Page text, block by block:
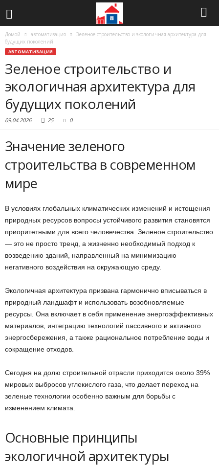
Домой автоматизация
Зеленое строительство и экологичная архитектура для
будущих поколений
АВТОМАТИЗАЦИЯ
Зеленое строительство и
экологичная архитектура для
будущих поколений
09.04.2026 25 0
Значение зеленого
строительства в современном
мире
В условиях глобальных климатических изменений и истощения
природных ресурсов вопросы устойчивого развития становятся
приоритетными для всего человечества. Зеленое строительство
— это не просто тренд, а жизненно необходимый подход к
возведению зданий, направленный на минимизацию
негативного воздействия на окружающую среду.
Экологичная архитектура призвана гармонично вписываться в
природный ландшафт и использовать возобновляемые
ресурсы. Она включает в себя применение энергоэффективных
материалов, интеграцию технологий пассивного и активного
энергосбережения, а также рациональное потребление воды и
сокращение отходов.
Сегодня на долю строительной отрасли приходится около 39%
мировых выбросов углекислого газа, что делает переход на
зеленые технологии особенно важным для борьбы с
изменением климата.
Основные принципы
экологичной архитектуры